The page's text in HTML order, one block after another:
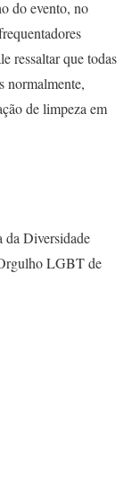
do evento, no
ressaltar que todas
normalmente,
de limpeza em
da Diversidade
LGBT de